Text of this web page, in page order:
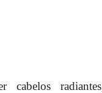
cabelos